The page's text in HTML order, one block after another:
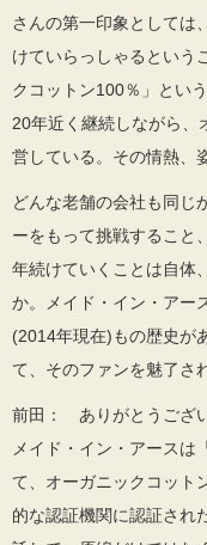
さんの第一印象としては
けていらっしゃるという
クコットン100％」とい
20年近く継続しながら、
営している。その情熱、
どんな老舗の会社も同じ
ーをもって挑戦すること
年続けていくことは自体
か。メイド・イン・アー
(2014年現在)もの歴史が
て、そのファンを魅了さ
前田： ありがとうござ
メイド・イン・アースは
て、オーガニックコット
的な認証機関に認証され